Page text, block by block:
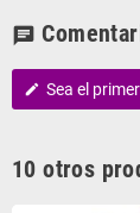
chat
edit Sea el
10 otros